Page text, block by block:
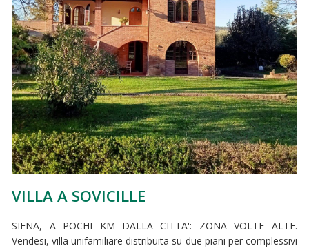
VILLA A SOVICILLE
SIENA, A POCHI KM DALLA CITTA': ZONA VOLTE ALTE.
Vendesi, villa unifamiliare distribuita su due piani per complessivi